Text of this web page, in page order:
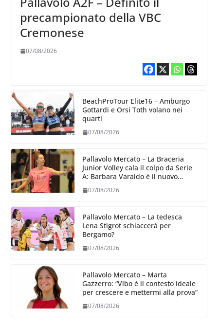
precampionato della VBC
Cremonese
07/08/2026
BeachProTour Elite16 – Amburgo
Gottardi e Orsi Toth volano nei
quarti
07/08/2026
Pallavolo Mercato – La Braceria
Junior Volley cala il colpo da Serie
A: Barbara Varaldo è il nuovo
07/08/2026
Pallavolo Mercato – La tedesca
Lena Stigrot schiaccerà per
Bergamo?
07/08/2026
Pallavolo Mercato – Marta
Gazzerro: “Vibo è il contesto ideale
per crescere e mettermi alla prova”
07/08/2026